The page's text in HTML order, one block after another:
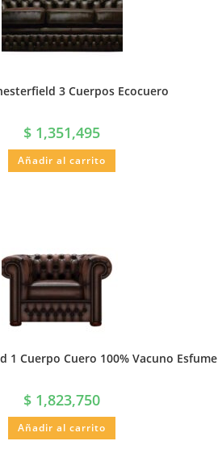
3 Cuerpos Ecocuero
$ 1,351,495
Añadir al carrito
1 Cuerpo Cuero 100% Vacuno Esfume
$ 1,823,750
Añadir al carrito